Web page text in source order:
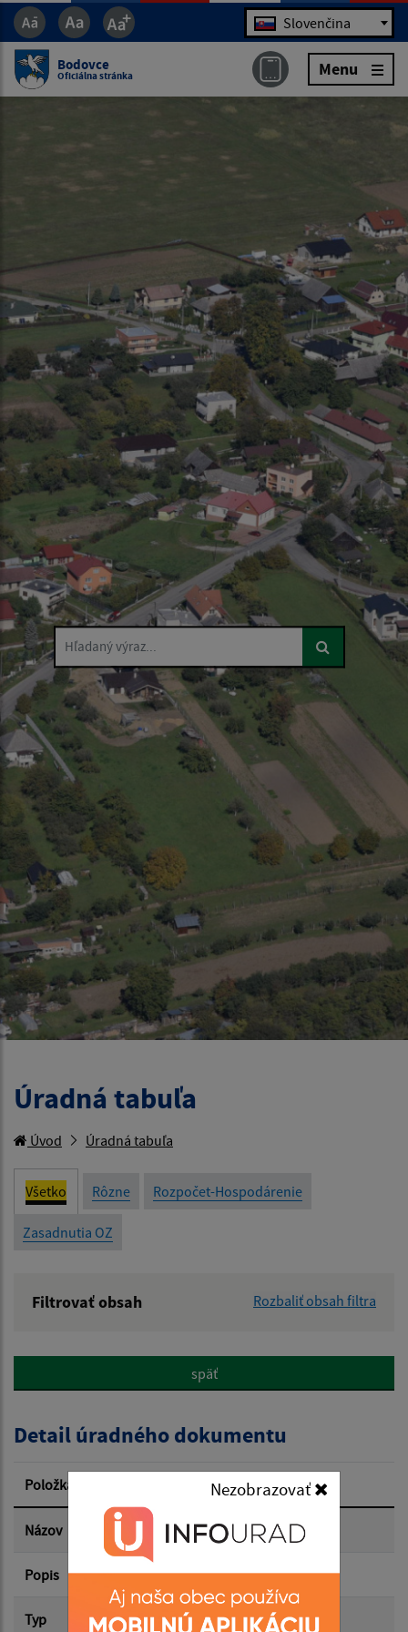
Jazyk Slovenčina
Bodovce
Oficiálna stránka Menu
Hľadaný výraz...
Úradná tabuľa
Úvod Úradná tabuľa
Všetko Rôzne Rozpočet-Hospodárenie
Zasadnutia OZ
Filtrovať obsah Rozbaliť obsah filtra
Popis:
Dátum zverejnenia od:
Dátum zverejnenia do:
Filtrovať Reset
späť
Detail úradného dokumentu
Položka
Názov Záverečný účet 2025
Popis
Typ
Rozpočet-Hospodárenie
Nezobrazovať